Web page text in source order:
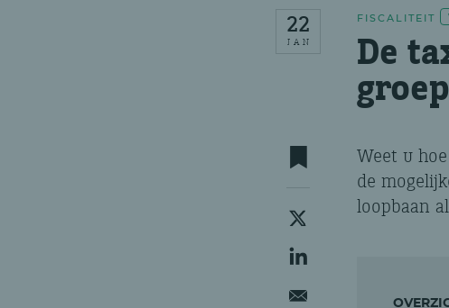
FISCALITEIT
22
JAN
De
Weet u
de
loopbaan